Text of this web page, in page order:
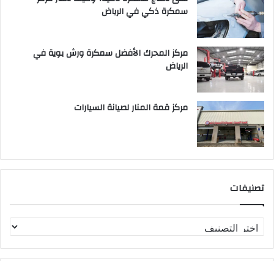
سمكرة ذكي في الرياض
مركز المحرك الأفضل سمكرة ورش بوية في
الرياض
مركز قمة المنار لصيانة السيارات
تصنيفات
ص
ن